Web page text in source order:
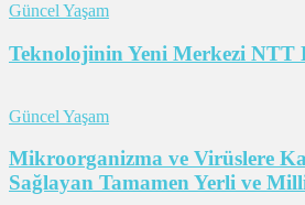
Güncel Yaşam
Teknolojinin Yeni Merkezi NTT
Güncel Yaşam
Mikroorganizma ve Virüslere
Sağlayan Tamamen Yerli ve